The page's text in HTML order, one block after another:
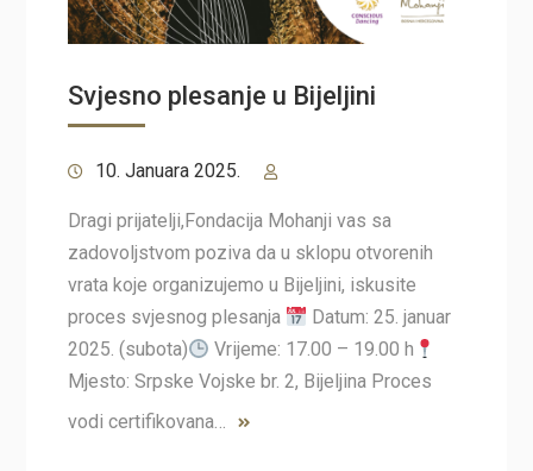
Svjesno plesanje u Bijeljini
10. Januara 2025.
Dragi prijatelji,Fondacija Mohanji vas sa
zadovoljstvom poziva da u sklopu otvorenih
vrata koje organizujemo u Bijeljini, iskusite
proces svjesnog plesanja
Datum: 25. januar
2025. (subota)
Vrijeme: 17.00 – 19.00 h
Mjesto: Srpske Vojske br. 2, Bijeljina Proces
vodi certifikovana…